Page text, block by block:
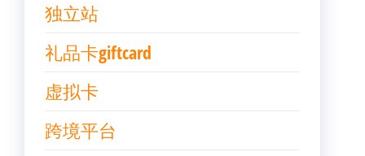
独立站
礼品卡giftcard
虚拟卡
跨境平台